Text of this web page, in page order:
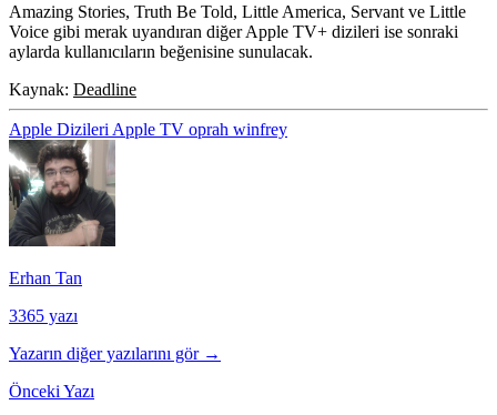
Amazing Stories, Truth Be Told, Little America, Servant ve Little
Voice gibi merak uyandıran diğer Apple TV+ dizileri ise sonraki
aylarda kullanıcıların beğenisine sunulacak.
Kaynak: Deadline
Apple Dizileri Apple TV oprah winfrey
Erhan Tan
3365 yazı
Yazarın diğer yazılarını gör →
Önceki Yazı